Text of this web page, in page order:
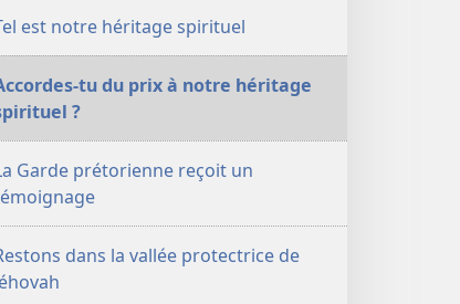
TOUR
GARDE
D’ÉTUDE)
Février
LA
TOUR
GARDE
D’ÉTUDE)
Février
est notre héritage spirituel
​tu du prix à notre héritage
?
Garde prétorienne reçoit un
dans la vallée protectrice de